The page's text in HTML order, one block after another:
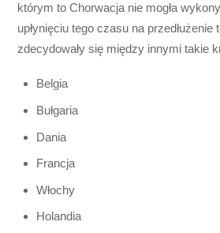
którym to Chorwacja nie mogła
upłynięciu tego czasu na przedłużenie
zdecydowały się między innymi takie
Belgia
Bułgaria
Dania
Francja
Włochy
Holandia